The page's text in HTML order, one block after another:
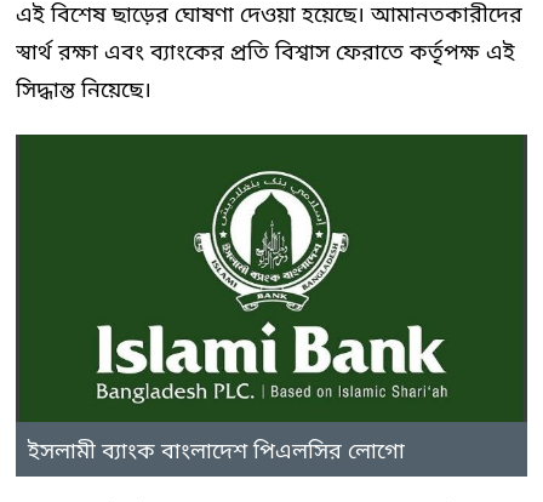
এই বিশেষ ছাড়ের ঘোষণা দেওয়া হয়েছে। আমানতকারীদের
স্বার্থ রক্ষা এবং ব্যাংকের প্রতি বিশ্বাস ফেরাতে কর্তৃপক্ষ এই
সিদ্ধান্ত নিয়েছে।
ইসলামী ব্যাংক বাংলাদেশ পিএলসির লোগো